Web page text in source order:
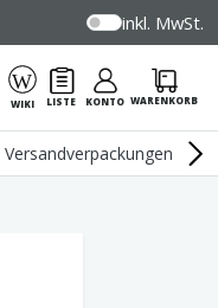
inkl. MwSt.
WIKI LISTE KONTO WARENKORB
Versandverpackungen